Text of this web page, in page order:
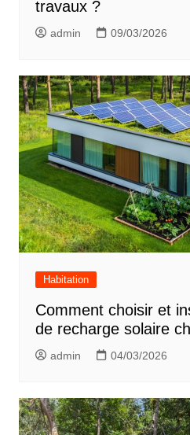
travaux ?
admin 09/03/2026
Habitation
Comment choisir et
de recharge solaire
admin 04/03/2026